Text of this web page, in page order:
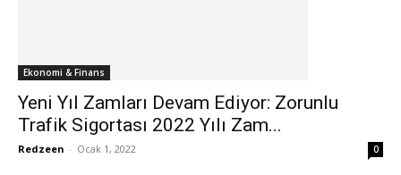
Ekonomi & Finans
Yeni Yıl Zamları Devam Ediyor: Zorunlu
Trafik Sigortası 2022 Yılı Zam...
Redzeen - Ocak 1, 2022 0